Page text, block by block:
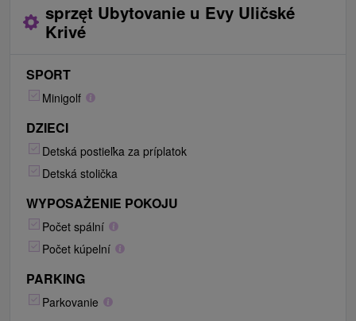
sprzęt Ubytovanie u Evy Uličské
Krivé
SPORT
Minigolf
DZIECI
Detská postieľka za príplatok
Detská stolička
WYPOSAŻENIE POKOJU
Počet spální
Počet kúpelní
PARKING
Parkovanie